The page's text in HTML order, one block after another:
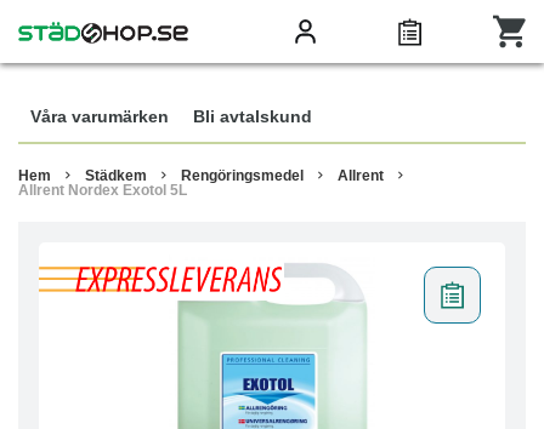
Våra varumärken Bli avtalskund
Hem Städkem Rengöringsmedel
Allrent
Allrent Nordex Exotol 5L